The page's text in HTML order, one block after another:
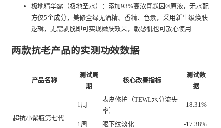
极地精华露（极地圣水）：添加93%高浓喜默因®原液，无水配
方仅5个成分，美修全绿无酒精、香精、色素，采用新生级焕肤
逻辑，无需剥脱即可实现嫩肤效果，敏感肌也可放心使用
两款抗老产品的实测功效数据
产品名称
测试周
期
核心改善指标
测试数
据
超抗小紫瓶第七代
1周
表皮修护（TEWL水分流失
率）
-18.31%
1周 眼下纹淡化
-17.38%